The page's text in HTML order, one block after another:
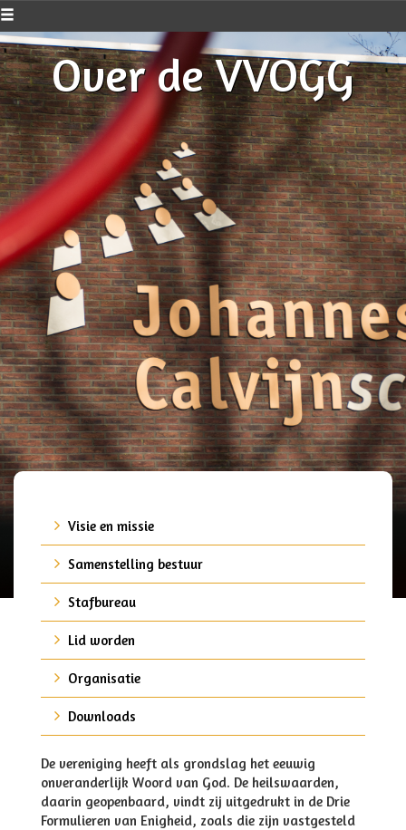
Over de VVOGG
Visie en missie
Samenstelling bestuur
Stafbureau
Lid worden
Organisatie
Downloads
De vereniging heeft als grondslag het eeuwig
onveranderlijk Woord van God. De heilswaarden,
daarin geopenbaard, vindt zij uitgedrukt in de Drie
Formulieren van Enigheid, zoals die zijn vastgesteld